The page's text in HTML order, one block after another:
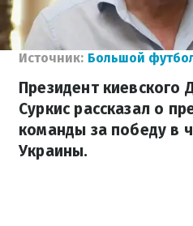
Источник: Большой
Президент киевского
Суркис рассказал о
команды за победу в
Украины.